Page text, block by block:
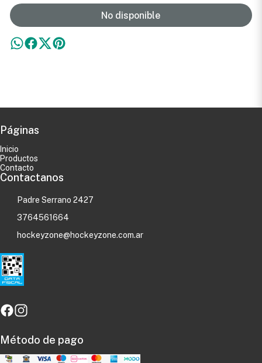
No disponible
Páginas
Inicio
Productos
Contacto
Contactanos
Padre Serrano 2427
3764561664
hockeyzone@hockeyzone.com.ar
Método de pago